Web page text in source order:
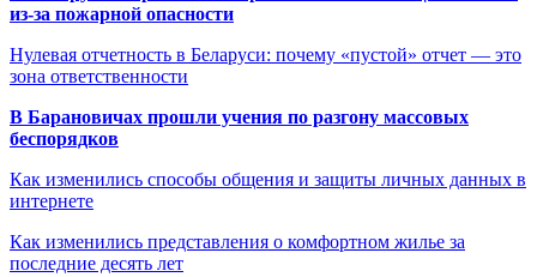
из-за пожарной опасности
Нулевая отчетность в Беларуси: почему «пустой» отчет — это
зона ответственности
В Барановичах прошли учения по разгону массовых
беспорядков
Как изменились способы общения и защиты личных данных в
интернете
Как изменились представления о комфортном жилье за
последние десять лет